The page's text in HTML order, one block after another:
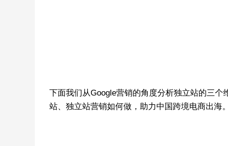
下面我们从Google营销的角度分析独立站的三
站、独立站营销如何做，助力中国跨境电商出海。